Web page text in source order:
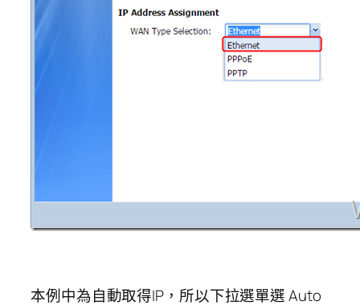
本例中為自動取得IP，所以下拉選單選 Auto